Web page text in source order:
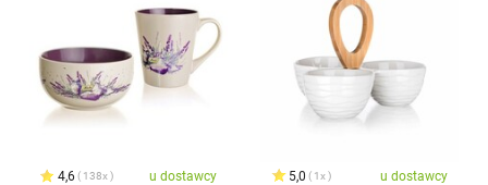
4,6 138x u dostawcy 5,0 1x u dostawcy